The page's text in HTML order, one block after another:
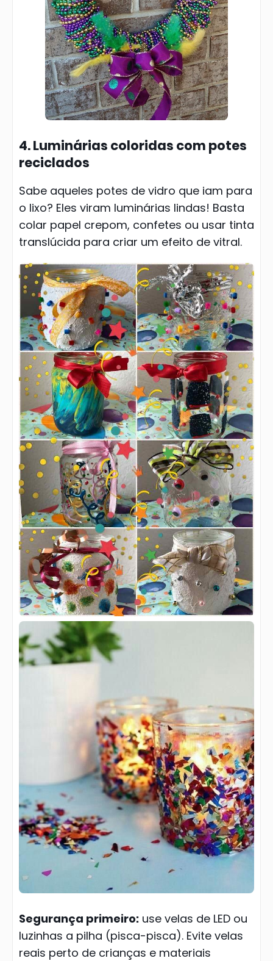
4. Luminárias coloridas com potes
reciclados
Sabe aqueles potes de vidro que iam para
o lixo? Eles viram luminárias lindas! Basta
colar papel crepom, confetes ou usar tinta
translúcida para criar um efeito de vitral.
Segurança primeiro: use velas de LED ou
luzinhas a pilha (pisca-pisca). Evite velas
reais perto de crianças e materiais